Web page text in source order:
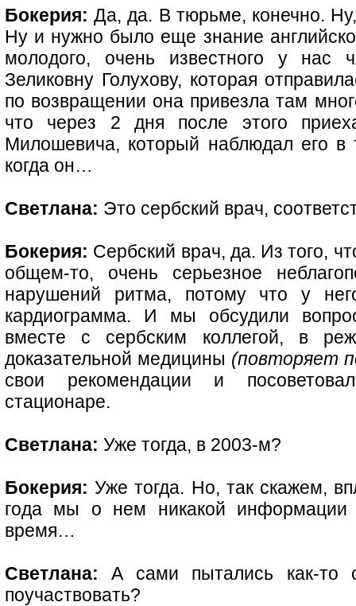
Бокерия: Да, да. В тюрьме, конечно.
Ну и нужно было еще знание
молодого, очень известного у нас
Зеликовну Голухову, которая
по возвращении она привезла там
что через 2 дня после этого
Милошевича, который наблюдал его в
когда он…
Светлана: Это сербский врач,
Бокерия: Сербский врач, да. Из того,
общем-то, очень серьезное
нарушений ритма, потому что у
кардиограмма. И мы обсудили
вместе с сербским коллегой, в
доказательной медицины (повторяет
свои рекомендации и
стационаре.
Светлана: Уже тогда, в 2003-м?
Бокерия: Уже тогда. Но, так скажем,
года мы о нем никакой
время…
Светлана: А сами пытались как-то
поучаствовать?